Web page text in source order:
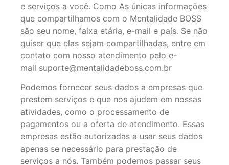
e serviços a você. Como As únicas informações
que compartilhamos com o Mentalidade BOSS
são seu nome, faixa etária, e-mail e país. Se não
quiser que elas sejam compartilhadas, entre em
contato com nosso atendimento pelo e-
mail suporte@mentalidadeboss.com.br
Podemos fornecer seus dados a empresas que
prestem serviços e que nos ajudem em nossas
atividades, como o processamento de
pagamentos ou a oferta de atendimento. Essas
empresas estão autorizadas a usar seus dados
apenas se necessário para prestação de
serviços a nós. Também podemos passar seus